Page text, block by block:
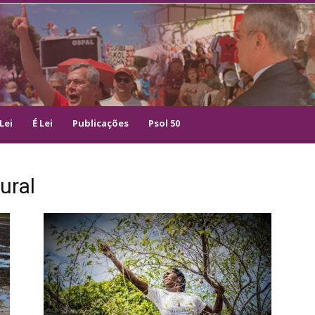
É Lei Publicações Psol 50